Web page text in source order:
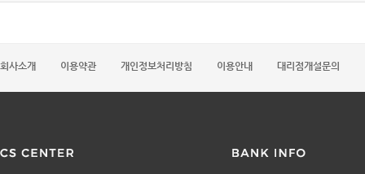
회사소개 이용약관 개인정보처리방침 이용안내 대리점개설문의